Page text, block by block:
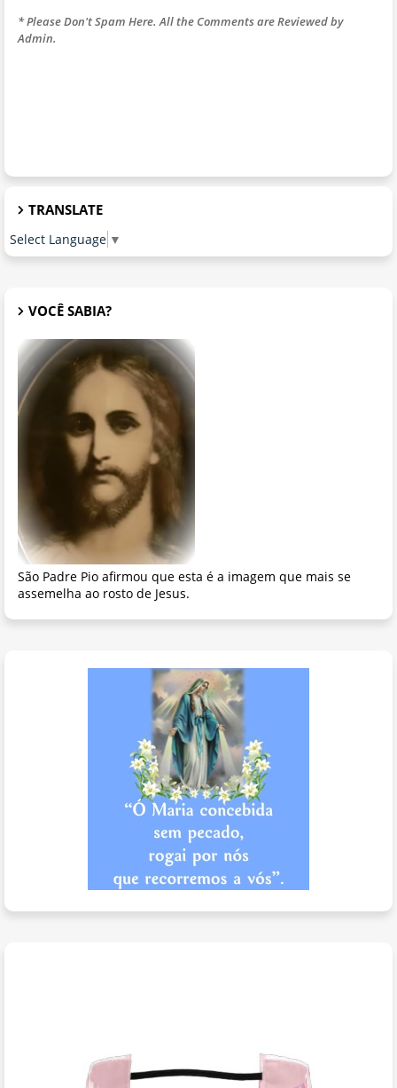
* Please Don't Spam Here. All the Comments are Reviewed by
Admin.
TRANSLATE
Select Language ▼
VOCÊ SABIA?
São Padre Pio afirmou que esta é a imagem que mais se
assemelha ao rosto de Jesus.